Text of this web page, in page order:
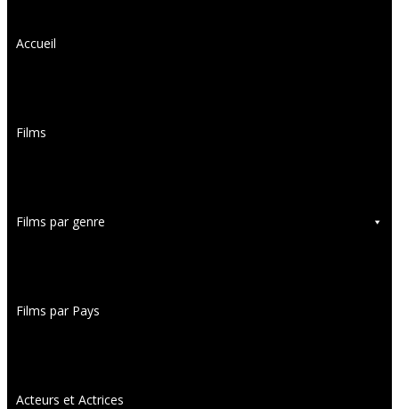
Accueil
Films
Films par genre
Films par Pays
Acteurs et Actrices